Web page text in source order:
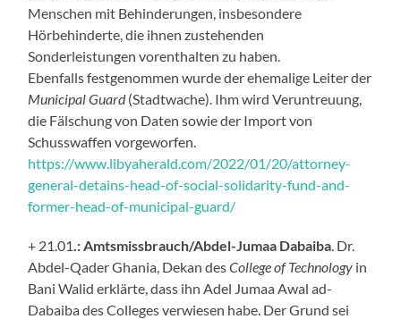
Menschen mit Behinderungen, insbesondere
Hörbehinderte, die ihnen zustehenden
Sonderleistungen vorenthalten zu haben.
Ebenfalls festgenommen wurde der ehemalige Leiter der
Municipal Guard(Stadtwache). Ihm wird Veruntreuung,
die Fälschung von Daten sowie der Import von
Schusswaffen vorgeworfen.
https://www.libyaherald.com/2022/01/20/attorney-
general-detains-head-of-social-solidarity-fund-and-
former-head-of-municipal-guard/
+ 21.01 .: Amtsmissbrauch/Abdel-Jumaa Dabaiba . Dr.
Abdel-Qader Ghania, Dekan desCollege of Technology in
Bani Walid erklärte, dass ihn Adel Jumaa Awal ad-
Dabaiba des Colleges verwiesen habe. Der Grund sei